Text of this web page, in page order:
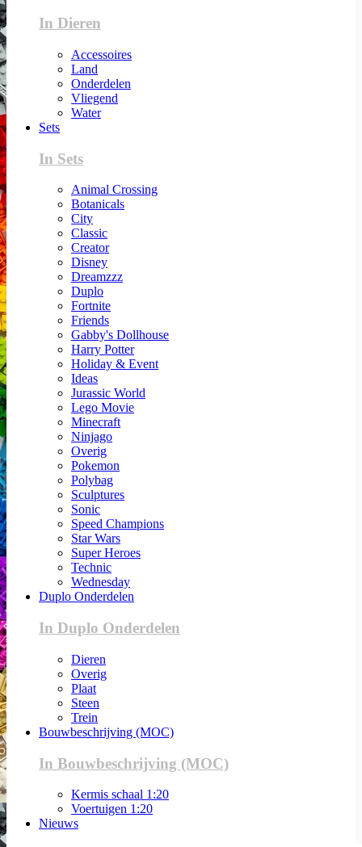
In Dieren
Accessoires
Land
Onderdelen
Vliegend
Water
Sets
In Sets
Animal Crossing
Botanicals
City
Classic
Creator
Disney
Dreamzzz
Duplo
Fortnite
Friends
Gabby's Dollhouse
Harry Potter
Holiday & Event
Ideas
Jurassic World
Lego Movie
Minecraft
Ninjago
Overig
Pokemon
Polybag
Sculptures
Sonic
Speed Champions
Star Wars
Super Heroes
Technic
Wednesday
Duplo Onderdelen
In Duplo Onderdelen
Dieren
Overig
Plaat
Steen
Trein
Bouwbeschrijving (MOC)
In Bouwbeschrijving (MOC)
Kermis schaal 1:20
Voertuigen 1:20
Nieuws